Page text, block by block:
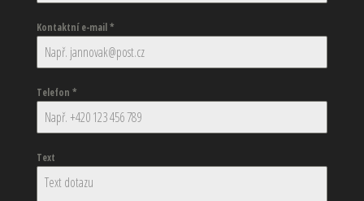
Kontaktní e-mail*
Telefon *
Text